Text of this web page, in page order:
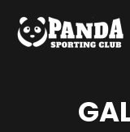
Skip to main